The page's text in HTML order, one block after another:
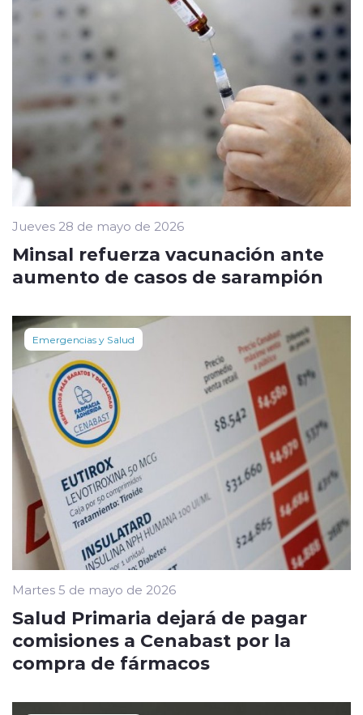
Jueves 28 de mayo de 2026
Minsal refuerza vacunación ante
aumento de casos de sarampión
Emergencias y Salud
Martes 5 de mayo de 2026
Salud Primaria dejará de pagar
comisiones a Cenabast por la
compra de fármacos